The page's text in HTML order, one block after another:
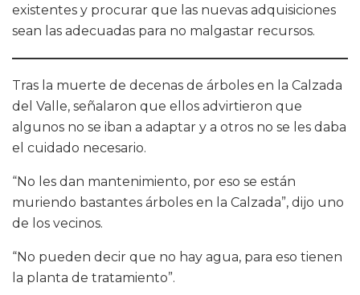
existentes y procurar que las nuevas adquisiciones
sean las adecuadas para no malgastar recursos.
Tras la muerte de decenas de árboles en la Calzada
del Valle, señalaron que ellos advirtieron que
algunos no se iban a adaptar y a otros no se les daba
el cuidado necesario.
“No les dan mantenimiento, por eso se están
muriendo bastantes árboles en la Calzada”, dijo uno
de los vecinos.
“No pueden decir que no hay agua, para eso tienen
la planta de tratamiento”.